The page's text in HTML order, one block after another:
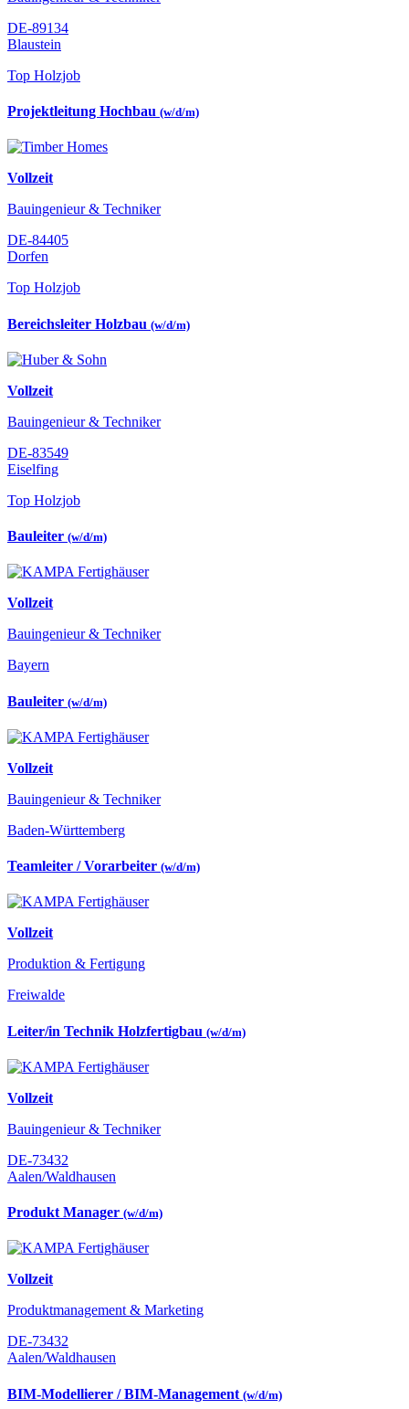
DE-89134
Blaustein
Top Holzjob
Projektleitung Hochbau (w/d/m)
Vollzeit
Bauingenieur & Techniker
DE-84405
Dorfen
Top Holzjob
Bereichsleiter Holzbau (w/d/m)
Vollzeit
Bauingenieur & Techniker
DE-83549
Eiselfing
Top Holzjob
Bauleiter (w/d/m)
Vollzeit
Bauingenieur & Techniker
Bayern
Bauleiter (w/d/m)
Vollzeit
Bauingenieur & Techniker
Baden-Württemberg
Teamleiter / Vorarbeiter (w/d/m)
Vollzeit
Produktion & Fertigung
Freiwalde
Leiter/in Technik Holzfertigbau (w/d/m)
Vollzeit
Bauingenieur & Techniker
DE-73432
Aalen/Waldhausen
Produkt Manager (w/d/m)
Vollzeit
Produktmanagement & Marketing
DE-73432
Aalen/Waldhausen
BIM-Modellierer / BIM-Management (w/d/m)